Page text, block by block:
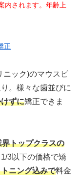
内されます。年齢上
正
ニック)のマウスピ
。様々な歯並びに
ずに矯正できま
トップクラスの
3以下の価格で矯
ニング込みで料金